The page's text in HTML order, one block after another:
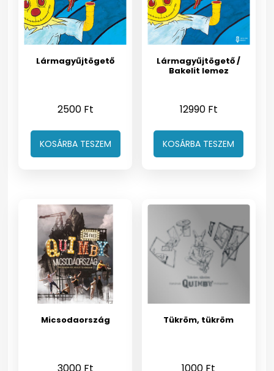
Lármagyűjtögető
2500 Ft
KOSÁRBA TESZEM
Lármagyűjtögető /
Bakelit lemez
12990 Ft
KOSÁRBA TESZEM
Micsodaország
3000 Ft
Tükröm, tükröm
1000 Ft